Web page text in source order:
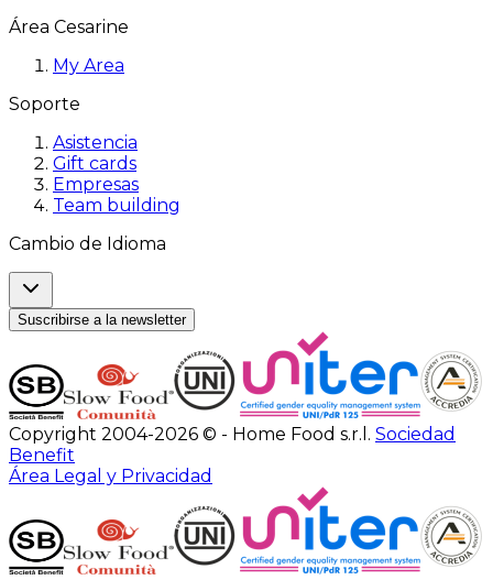
Área Cesarine
My Area
Soporte
Asistencia
Gift cards
Empresas
Team building
Cambio de Idioma
Suscribirse a la newsletter
Copyright 2004-2026 © - Home Food s.r.l. Sociedad
Benefit
Área Legal y Privacidad